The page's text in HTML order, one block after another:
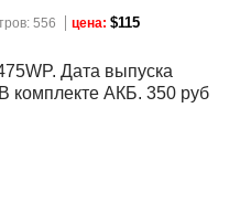
556 цена: $115
Дата выпуска
комплекте АКБ. 350 руб